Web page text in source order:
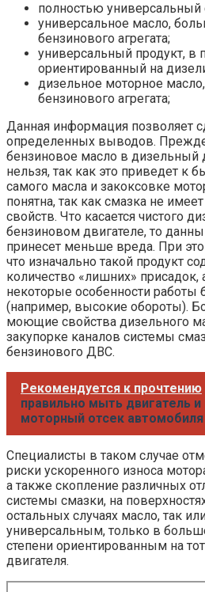
полностью
универсальное масло,
бензинового агрегата;
универсальный продукт, в
ориентированный на
дизельное моторное
бензинового агрегата;
Данная информация позволяет
определенных выводов. Прежде
бензиновое масло в дизельный
нельзя, так как это приведет к
самого масла и закоксовке
понятна, так как смазка не
свойств. Что касается чистого
бензиновом двигателе, то
принесет меньше вреда. При
что изначально такой продукт
количество «лишних» присадок,
некоторые особенности работы
(например, высокие обороты).
моющие свойства дизельного
закупорке каналов системы
бензинового ДВС.
Рекомендуется к прочтению
правильно мыть двигатель и
моторный отсек автомобиля
Специалисты в таком случае
риски ускоренного износа
а также скопление различных
системы смазки, на
остальных случаях масло, так
универсальным, только в
степени ориентированным на
двигателя.